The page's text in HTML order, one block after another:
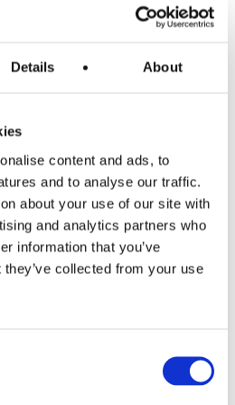
Details About
content and ads, to
and to analyse our traffic.
about your use of our site with
and analytics partners who
information that you’ve
collected from your use
i form af en billedramme og et
på din kommunikation
og non-verbal kommunikation
for at nå dine mål
dine mål overfor og
angel